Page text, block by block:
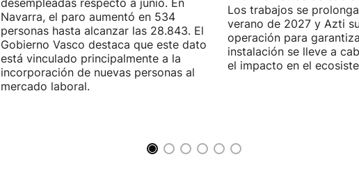
desempleadas respecto a junio. En
Navarra, el paro aumentó en 534
personas hasta alcanzar las 28.843. El
Gobierno Vasco destaca que este dato
está vinculado principalmente a la
incorporación de nuevas personas al
mercado laboral.
Los trabajos se
verano de 2027 y Azti
operación para
instalación se lleve a
el impacto en el